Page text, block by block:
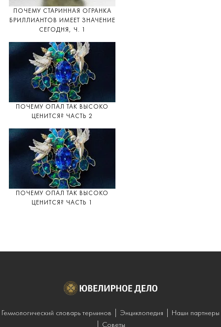
ПОЧЕМУ СТАРИННАЯ ОГРАНКА
БРИЛЛИАНТОВ ИМЕЕТ ЗНАЧЕНИЕ
СЕГОДНЯ, Ч. 1
ПОЧЕМУ ОПАЛ ТАК ВЫСОКО
ЦЕНИТСЯ? ЧАСТЬ 2
ПОЧЕМУ ОПАЛ ТАК ВЫСОКО
ЦЕНИТСЯ? ЧАСТЬ 1
Геммологический словарь терминов Энциклопедия
Наши партнеры
Советы